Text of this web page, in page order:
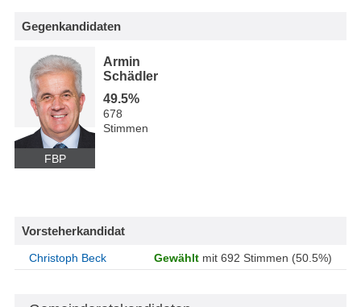
Gegenkandidaten
FBP
Armin
Schädler
49.5%
678
Stimmen
Vorsteherkandidat
Christoph Beck Gewählt mit 692 Stimmen (50.5%)